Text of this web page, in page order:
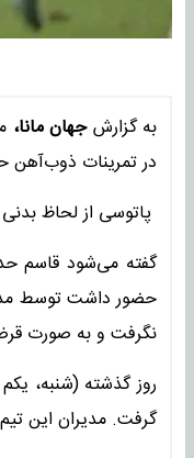
به گزارشجهان مانا،
در تمرینات ذوب‌آهن
پاتوسی از لحاظ
گفته می‌شود قاسم
حضور داشت توسط
نگرفت و به صورت
روز گذشته (شنبه،
گرفت. مدیران این